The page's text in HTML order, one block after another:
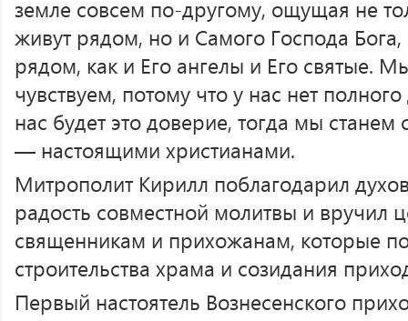
земле совсем по-другому, ощущая не
живут рядом, но и Самого Господа
рядом, как и Его ангелы и Его святые.
чувствуем, потому что у нас нет
нас будет это доверие, тогда мы
— настоящими христианами.
Митрополит Кирилл поблагодарил
радость совместной молитвы и вручил
священникам и прихожанам, которые
строительства храма и созидания
Первый настоятель Вознесенского